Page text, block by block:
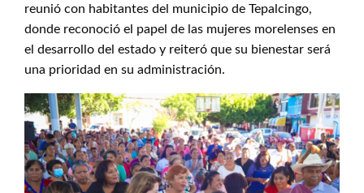
reunió con habitantes del municipio de Tepalcingo,
donde reconoció el papel de las mujeres morelenses en
el desarrollo del estado y reiteró que su bienestar será
una prioridad en su administración.